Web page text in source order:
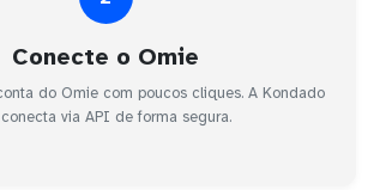
Conecte o Omie
do Omie com poucos cliques. A Kondado
via API de forma segura.